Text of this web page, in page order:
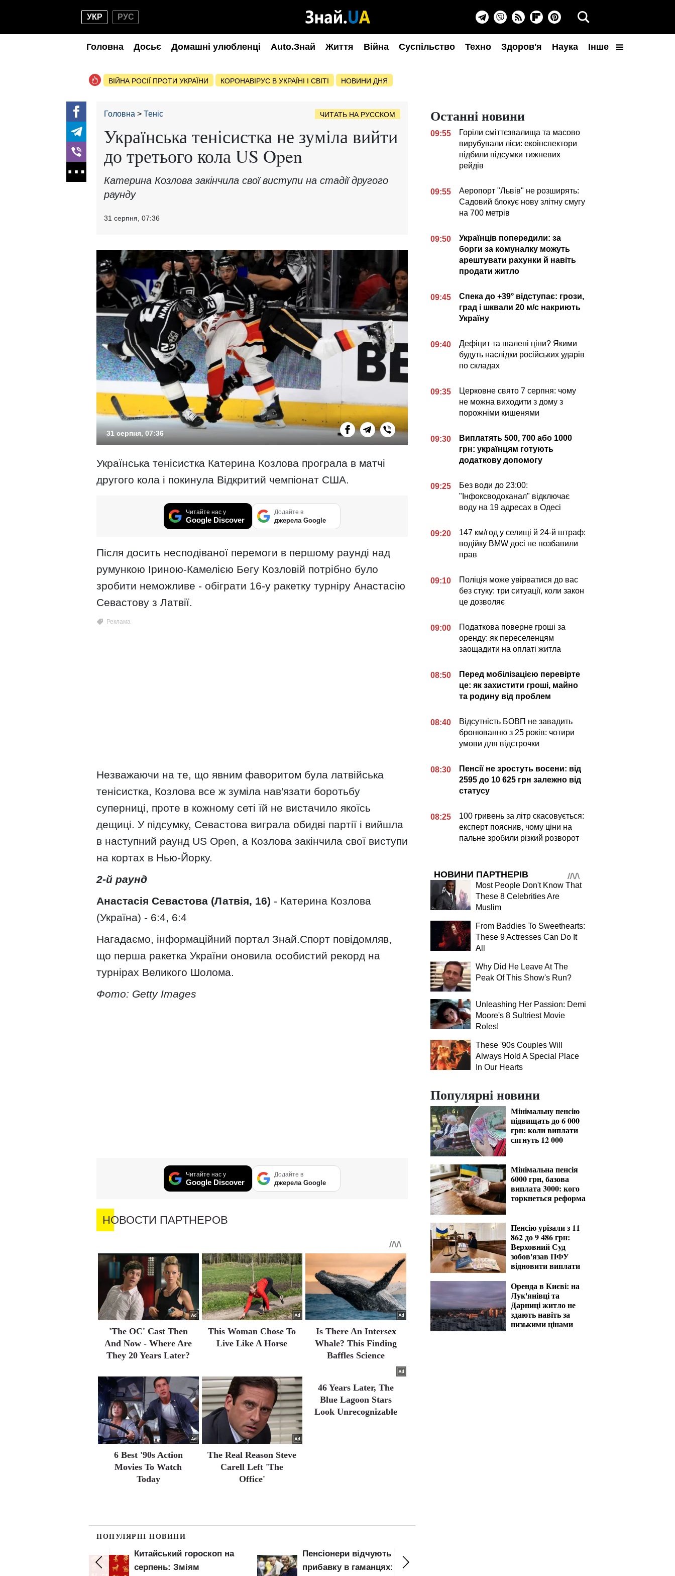
УКР РУС
Головна Досьє Домашні улюбленці Auto.Знай Життя Війна Суспільство Техно Здоров'я Наука Інше
ВІЙНА РОСІЇ ПРОТИ УКРАЇНИ КОРОНАВІРУС В УКРАЇНІ І СВІТІ НОВИНИ ДНЯ
Головна Теніс ЧИТАТЬ НА РУССКОМ
Українська тенісистка не зуміла вийти
до третього кола US Open
Катерина Козлова закінчила свої виступи на стадії другого
раунду
31 серпня, 07:36
31 серпня, 07:36
Українська тенісистка Катерина Козлова програла в матчі
другого кола і покинула Відкритий чемпіонат США.
Читайте нас у
Google Discover
Додайте в
джерела Google
Після досить несподіваної перемоги в першому раунді над
румункою Іриною-Камелією Бегу Козловій потрібно було
зробити неможливе - обіграти 16-у ракетку турніру Анастасію
Севастову з Латвії.
Незважаючи на те, що явним фаворитом була латвійська
тенісистка, Козлова все ж зуміла нав'язати боротьбу
суперниці, проте в кожному сеті їй не вистачило якоїсь
дещиці. У підсумку, Севастова виграла обидві партії і вийшла
в наступний раунд US Open, а Козлова закінчила свої виступи
на кортах в Нью-Йорку.
2-й раунд
Анастасія Севастова (Латвія, 16) - Катерина Козлова
(Україна) - 6:4, 6:4
Нагадаємо, інформаційний портал Знай.Спорт повідомляв,
що перша ракетка України оновила особистий рекорд на
турнірах Великого Шолома.
Фото: Getty Images
Читайте нас у
Google Discover
Додайте в
джерела Google
НОВОСТИ ПАРТНЕРОВ
'The OC' Cast Then
And Now - Where Are
They 20 Years Later?
This Woman Chose To
Live Like A Horse
Is There An Intersex
Whale? This Finding
Baffles Science
6 Best '90s Action
Movies To Watch
Today
The Real Reason Steve
Carell Left 'The
Office'
46 Years Later, The
Blue Lagoon Stars
Look Unrecognizable
ПОПУЛЯРНІ НОВИНИ
Китайський гороскоп на
серпень: Зміям
Пенсіонери відчують
прибавку в гаманцях:
Останні новини
09:55
Горіли сміттєзвалища та масово
вирубували ліси: екоінспектори
підбили підсумки тижневих
рейдів
09:55
Аеропорт "Львів" не розширять:
Садовий блокує нову злітну смугу
на 700 метрів
09:50
Українців попередили: за
борги за комуналку можуть
арештувати рахунки й навіть
продати житло
09:45
Спека до +39° відступає: грози,
град і шквали 20 м/с накриють
Україну
09:40
Дефіцит та шалені ціни? Якими
будуть наслідки російських ударів
по складах
09:35
Церковне свято 7 серпня: чому
не можна виходити з дому з
порожніми кишенями
09:30
Виплатять 500, 700 або 1000
грн: українцям готують
додаткову допомогу
09:25
Без води до 23:00:
"Інфоксводоканал" відключає
воду на 19 адресах в Одесі
09:20
147 км/год у селищі й 24-й штраф:
водійку BMW досі не позбавили
прав
09:10
Поліція може увірватися до вас
без стуку: три ситуації, коли закон
це дозволяє
09:00
Податкова поверне гроші за
оренду: як переселенцям
заощадити на оплаті житла
08:50
Перед мобілізацією перевірте
це: як захистити гроші, майно
та родину від проблем
08:40
Відсутність БОВП не завадить
бронюванню з 25 років: чотири
умови для відстрочки
08:30
Пенсії не зростуть восени: від
2595 до 10 625 грн залежно від
статусу
08:25
100 гривень за літр скасовується:
експерт пояснив, чому ціни на
пальне зробили різкий розворот
НОВИНИ ПАРТНЕРІВ
Most People Don't Know That
These 8 Celebrities Are
Muslim
From Baddies To Sweethearts:
These 9 Actresses Can Do It
All
Why Did He Leave At The
Peak Of This Show's Run?
Unleashing Her Passion: Demi
Moore's 8 Sultriest Movie
Roles!
These '90s Couples Will
Always Hold A Special Place
In Our Hearts
Популярні новини
Мінімальну пенсію
підвищать до 6 000
грн: коли виплати
сягнуть 12 000
Мінімальна пенсія
6000 грн, базова
виплата 3000: кого
торкнеться реформа
Пенсію урізали з 11
862 до 9 486 грн:
Верховний Суд
зобов'язав ПФУ
відновити виплати
Оренда в Києві: на
Лук'янівці та
Дарниці житло не
здають навіть за
низькими цінами